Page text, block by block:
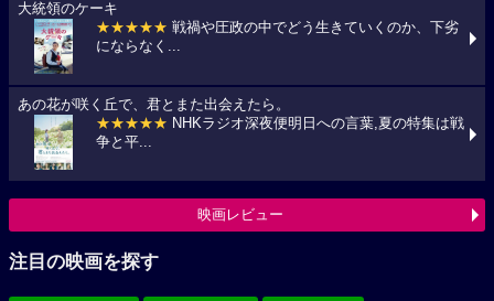
大統領のケーキ
★★★★★ 戦禍や圧政の中でどう生きていくのか、下劣
にならなく...
あの花が咲く丘で、君とまた出会えたら。
★★★★★ NHKラジオ深夜便明日への言葉,夏の特集は戦
争と平...
映画レビュー
注目の映画を探す